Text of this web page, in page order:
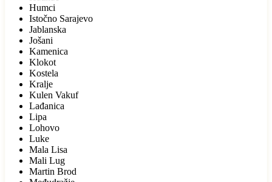
Humci
Istočno Sarajevo
Jablanska
Jošani
Kamenica
Klokot
Kostela
Kralje
Kulen Vakuf
Lađanica
Lipa
Lohovo
Luke
Mala Lisa
Mali Lug
Martin Brod